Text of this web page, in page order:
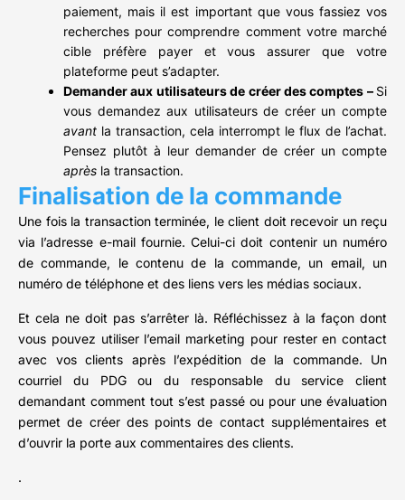
paiement, mais il est important que vous fassiez vos
recherches pour comprendre comment votre marché
cible préfère payer et vous assurer que votre
plateforme peut s’adapter.
Demander aux utilisateurs de créer des comptes – Si
vous demandez aux utilisateurs de créer un compte
avant la transaction, cela interrompt le flux de l’achat.
Pensez plutôt à leur demander de créer un compte
après la transaction.
Finalisation de la commande
Une fois la transaction terminée, le client doit recevoir un reçu
via l’adresse e-mail fournie. Celui-ci doit contenir un numéro
de commande, le contenu de la commande, un email, un
numéro de téléphone et des liens vers les médias sociaux.
Et cela ne doit pas s’arrêter là. Réfléchissez à la façon dont
vous pouvez utiliser l’email marketing pour rester en contact
avec vos clients après l’expédition de la commande. Un
courriel du PDG ou du responsable du service client
demandant comment tout s’est passé ou pour une évaluation
permet de créer des points de contact supplémentaires et
d’ouvrir la porte aux commentaires des clients.
.